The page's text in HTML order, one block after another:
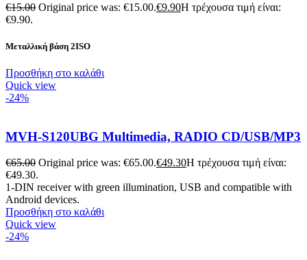
€15.00 Original price was: €15.00.€9.90Η τρέχουσα τιμή είναι:
€9.90.
Μεταλλική βάση 2ISO
Προσθήκη στο καλάθι
Quick view
-24%
MVH-S120UBG Multimedia, RADIO CD/USB/MP3
€65.00 Original price was: €65.00.€49.30Η τρέχουσα τιμή είναι:
€49.30.
1-DIN receiver with green illumination, USB and compatible with
Android devices.
Προσθήκη στο καλάθι
Quick view
-24%